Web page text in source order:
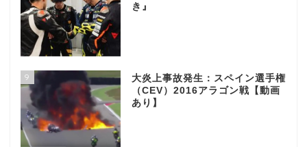
き』
9
大炎上事故発生：スペイン選手権
（CEV）2016アラゴン戦【動画
あり】